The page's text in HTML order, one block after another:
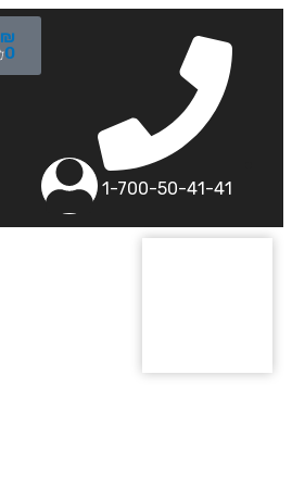
1-700-50-41-41
₪
0